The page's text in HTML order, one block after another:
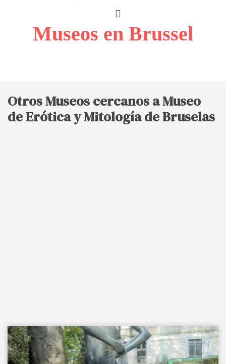
Museos en Brussel
Otros Museos cercanos a Museo
de Erótica y Mitología de Bruselas